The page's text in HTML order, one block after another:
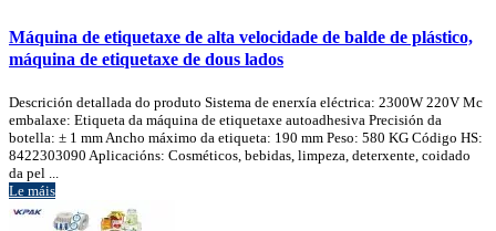
Máquina de etiquetaxe de alta velocidade de balde de plástico,
máquina de etiquetaxe de dous lados
Descrición detallada do produto Sistema de enerxía eléctrica: 2300W 220V Mc
embalaxe: Etiqueta da máquina de etiquetaxe autoadhesiva Precisión da
botella: ± 1 mm Ancho máximo da etiqueta: 190 mm Peso: 580 KG Código HS:
8422303090 Aplicacións: Cosméticos, bebidas, limpeza, deterxente, coidado
da pel ...
Le máis